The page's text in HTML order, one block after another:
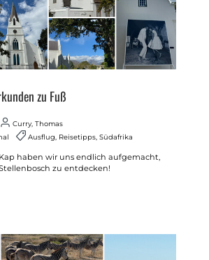
zu Fuß
Curry, Thomas
Ausflug, Reisetipps,Südafrika
haben wir uns endlich aufgemacht,
zu entdecken!